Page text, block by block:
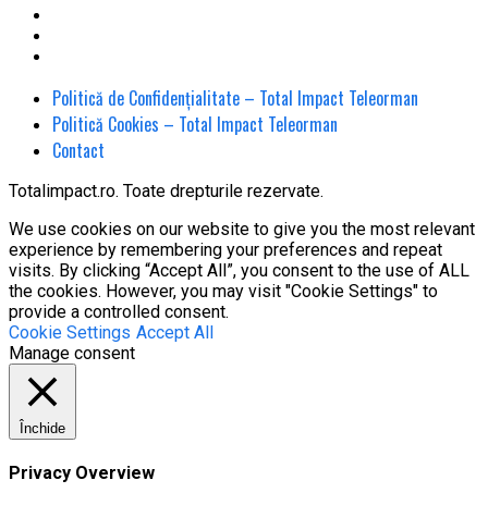
Politică de Confidențialitate – Total Impact Teleorman
Politică Cookies – Total Impact Teleorman
Contact
Totalimpact.ro. Toate drepturile rezervate.
We use cookies on our website to give you the most relevant
experience by remembering your preferences and repeat
visits. By clicking “Accept All”, you consent to the use of ALL
the cookies. However, you may visit "Cookie Settings" to
provide a controlled consent.
Cookie Settings Accept All
Manage consent
Închide
Privacy Overview